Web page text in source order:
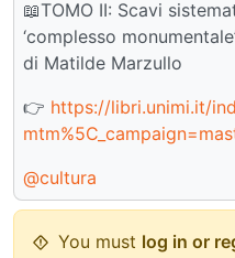
📖TOMO II: Scavi
‘complesso
di Matilde Marzullo
👉 https://libri.unimi.it/
@cultura
You must log in or